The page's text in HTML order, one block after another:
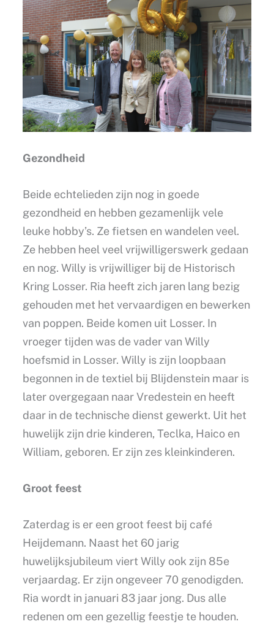
Gezondheid
Beide echtelieden zijn nog in goede
gezondheid en hebben gezamenlijk vele
leuke hobby’s. Ze fietsen en wandelen veel.
Ze hebben heel veel vrijwilligerswerk gedaan
en nog. Willy is vrijwilliger bij de Historisch
Kring Losser. Ria heeft zich jaren lang bezig
gehouden met het vervaardigen en bewerken
van poppen. Beide komen uit Losser. In
vroeger tijden was de vader van Willy
hoefsmid in Losser. Willy is zijn loopbaan
begonnen in de textiel bij Blijdenstein maar is
later overgegaan naar Vredestein en heeft
daar in de technische dienst gewerkt. Uit het
huwelijk zijn drie kinderen, Teclka, Haico en
William, geboren. Er zijn zes kleinkinderen.
Groot feest
Zaterdag is er een groot feest bij café
Heijdemann. Naast het 60 jarig
huwelijksjubileum viert Willy ook zijn 85e
verjaardag. Er zijn ongeveer 70 genodigden.
Ria wordt in januari 83 jaar jong. Dus alle
redenen om een gezellig feestje te houden.